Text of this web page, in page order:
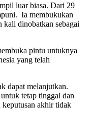
luar biasa. Dari 29
Ia membukukan
kali dinobatkan sebagai
pintu untuknya
yang telah
dapat melanjutkan.
tetap tinggal dan
keputusan akhir tidak